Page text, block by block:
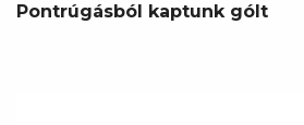
Pontrúgásból kaptunk gólt